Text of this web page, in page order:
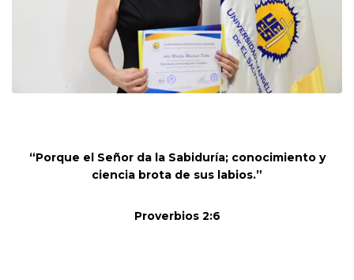
“Porque el Señor da la Sabiduría; conocimiento y
ciencia brota de sus labios.”
Proverbios 2:6